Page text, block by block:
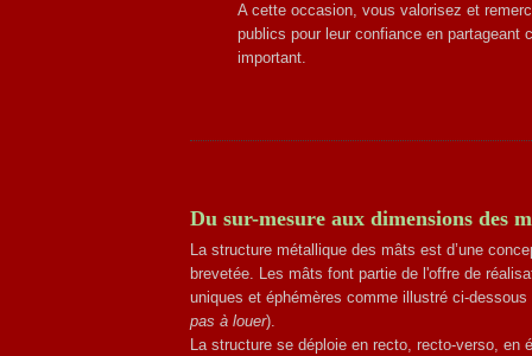
A cette occasion, vous valorisez et
publics pour leur confiance en partageant
important.
Du sur-mesure aux dimensions des
La structure métallique des mâts est d’une
brevetée. Les mâts font partie de l'offre de
uniques et éphémères comme illustré ci-dessous
pas à louer).
La structure se déploie en recto, recto-verso, en